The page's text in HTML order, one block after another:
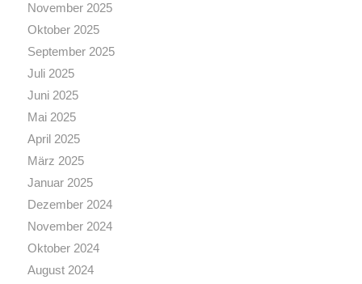
November 2025
Oktober 2025
September 2025
Juli 2025
Juni 2025
Mai 2025
April 2025
März 2025
Januar 2025
Dezember 2024
November 2024
Oktober 2024
August 2024